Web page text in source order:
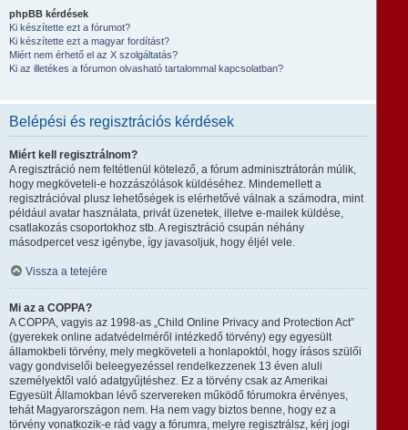
phpBB kérdések
Ki készítette ezt a fórumot?
Ki készítette ezt a magyar fordítást?
Miért nem érhető el az X szolgáltatás?
Ki az illetékes a fórumon olvasható tartalommal kapcsolatban?
Belépési és regisztrációs kérdések
Miért kell regisztrálnom?
A regisztráció nem feltétlenül kötelező, a fórum adminisztrátorán múlik,
hogy megköveteli-e hozzászólások küldéséhez. Mindemellett a
regisztrációval plusz lehetőségek is elérhetővé válnak a számodra, mint
például avatar használata, privát üzenetek, illetve e-mailek küldése,
csatlakozás csoportokhoz stb. A regisztráció csupán néhány
másodpercet vesz igénybe, így javasoljuk, hogy éljél vele.
Vissza a tetejére
Mi az a COPPA?
A COPPA, vagyis az 1998-as „Child Online Privacy and Protection Act”
(gyerekek online adatvédelméről intézkedő törvény) egy egyesült
államokbeli törvény, mely megköveteli a honlapoktól, hogy írásos szülői
vagy gondviselői beleegyezéssel rendelkezzenek 13 éven aluli
személyektől való adatgyűjtéshez. Ez a törvény csak az Amerikai
Egyesült Államokban lévő szervereken működő fórumokra érvényes,
tehát Magyarországon nem. Ha nem vagy biztos benne, hogy ez a
törvény vonatkozik-e rád vagy a fórumra, melyre regisztrálsz, kérj jogi